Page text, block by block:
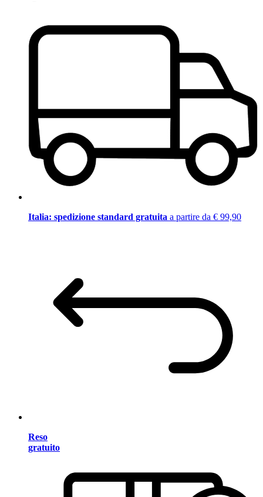
Italia: spedizione standard gratuita a partire da € 99,90
Reso
gratuito